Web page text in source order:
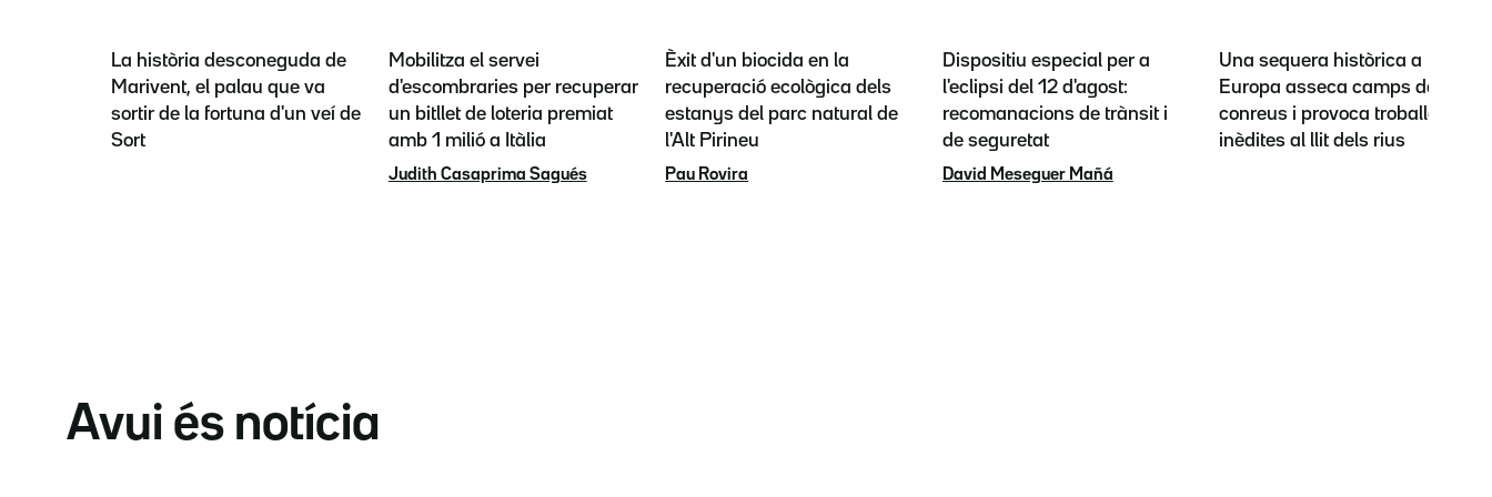
La història desconeguda de
Marivent, el palau que va
sortir de la fortuna d'un veí de
Sort
Mobilitza el servei
d'escombraries per recuperar
un bitllet de loteria premiat
amb 1 milió a Itàlia
Judith Casaprima Sagués
Èxit d'un biocida en la
recuperació ecològica dels
estanys del parc natural de
l'Alt Pirineu
Pau Rovira
Dispositiu especial per a
l'eclipsi del 12 d'agost:
recomanacions de trànsit i
de seguretat
David Meseguer Mañá
Una sequera històrica a
Europa asseca camps de
conreus i provoca troballes
inèdites al llit dels rius
Avui és notícia